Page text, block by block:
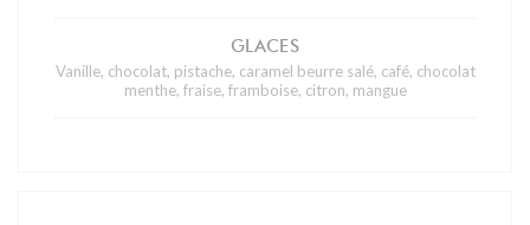
GLACES
Vanille, chocolat, pistache, caramel beurre salé, café, chocolat
menthe, fraise, framboise, citron, mangue